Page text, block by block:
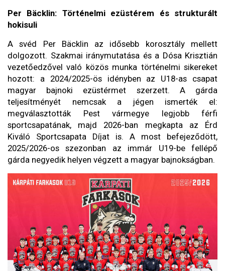
Per Bäcklin: Történelmi ezüstérem és strukturált
hokisuli
A svéd Per Bäcklin az idősebb korosztály mellett
dolgozott. Szakmai iránymutatása és a Dósa Krisztián
vezetőedzővel való közös munka történelmi sikereket
hozott: a 2024/2025-ös idényben az U18-as csapat
magyar bajnoki ezüstérmet szerzett. A gárda
teljesítményét nemcsak a jégen ismerték el:
megválasztották Pest vármegye legjobb férfi
sportcsapatának, majd 2026-ban megkapta az Érd
Kiváló Sportcsapata Díjat is. A most befejeződött,
2025/2026-os szezonban az immár U19-be fellépő
gárda negyedik helyen végzett a magyar bajnokságban.